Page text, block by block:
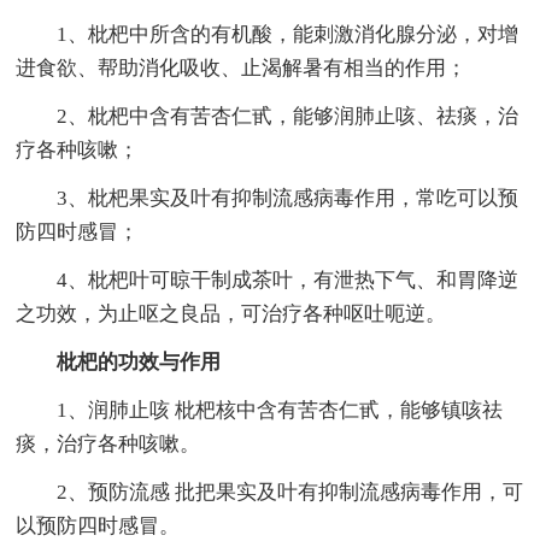
1、枇杷中所含的有机酸，能刺激消化腺分泌，对增
进食欲、帮助消化吸收、止渴解暑有相当的作用；
2、枇杷中含有苦杏仁甙，能够润肺止咳、祛痰，治
疗各种咳嗽；
3、枇杷果实及叶有抑制流感病毒作用，常吃可以预
防四时感冒；
4、枇杷叶可晾干制成茶叶，有泄热下气、和胃降逆
之功效，为止呕之良品，可治疗各种呕吐呃逆。
枇杷的功效与作用
1、润肺止咳 枇杷核中含有苦杏仁甙，能够镇咳祛
痰，治疗各种咳嗽。
2、预防流感 批把果实及叶有抑制流感病毒作用，可
以预防四时感冒。